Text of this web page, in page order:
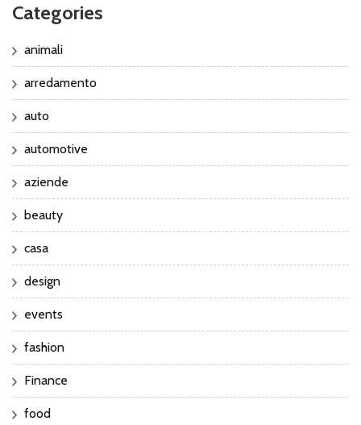
Categories
animali
arredamento
auto
automotive
aziende
beauty
casa
design
events
fashion
Finance
food